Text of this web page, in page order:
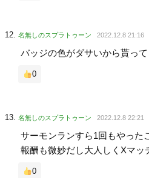
名無しのスプラトゥーン 2022.12.8 21:16
バッジの色がダサいから貰って
0
名無しのスプラトゥーン 2022.12.8 22:21
サーモンランすら1回もやった
報酬も微妙だし大人しくXマッ
0